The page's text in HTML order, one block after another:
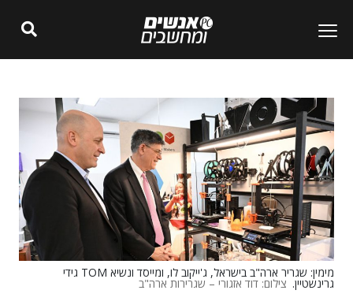
מימין: שגריר ארה"ב בישראל, ג'ייקוב לו, ומייסד ונשיא TOM גידי
גרינשטיין. צילום: דוד אזגורי – שגרירות ארה"ב